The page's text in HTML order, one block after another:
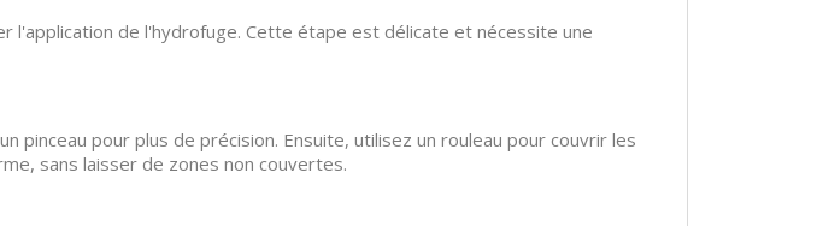
de l'hydrofuge. Cette étape est délicate et nécessite une
pinceau pour plus de précision. Ensuite, utilisez un rouleau pour couvrir les
sans laisser de zones non couvertes.